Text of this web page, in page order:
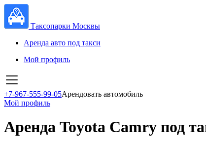
Таксопарки Москвы
Аренда авто под такси
Мой профиль
+7-967-555-99-05Арендовать автомобиль
Мой профиль
Аренда Toyota Camry под